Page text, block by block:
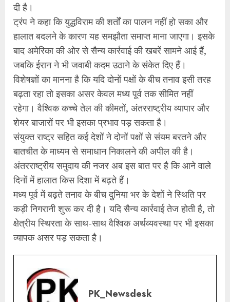
दी है।
ट्रंप ने कहा कि युद्धविराम की शर्तों का पालन नहीं हो सका और
हालात बदलने के कारण यह समझौता समाप्त माना जाएगा। इसके
बाद अमेरिका की ओर से सैन्य कार्रवाई की खबरें सामने आई हैं,
जबकि ईरान ने भी जवाबी कदम उठाने के संकेत दिए हैं।
विशेषज्ञों का मानना है कि यदि दोनों पक्षों के बीच तनाव इसी तरह
बढ़ता रहा तो इसका असर केवल मध्य पूर्व तक सीमित नहीं
रहेगा। वैश्विक कच्चे तेल की कीमतों, अंतरराष्ट्रीय व्यापार और
शेयर बाजारों पर भी इसका प्रभाव पड़ सकता है।
संयुक्त राष्ट्र सहित कई देशों ने दोनों पक्षों से संयम बरतने और
बातचीत के माध्यम से समाधान निकालने की अपील की है।
अंतरराष्ट्रीय समुदाय की नजर अब इस बात पर है कि आने वाले
दिनों में हालात किस दिशा में बढ़ते हैं।
मध्य पूर्व में बढ़ते तनाव के बीच दुनिया भर के देशों ने स्थिति पर
कड़ी निगरानी शुरू कर दी है। यदि सैन्य कार्रवाई तेज होती है, तो
क्षेत्रीय स्थिरता के साथ-साथ वैश्विक अर्थव्यवस्था पर भी इसका
व्यापक असर पड़ सकता है।
PK_Newsdesk